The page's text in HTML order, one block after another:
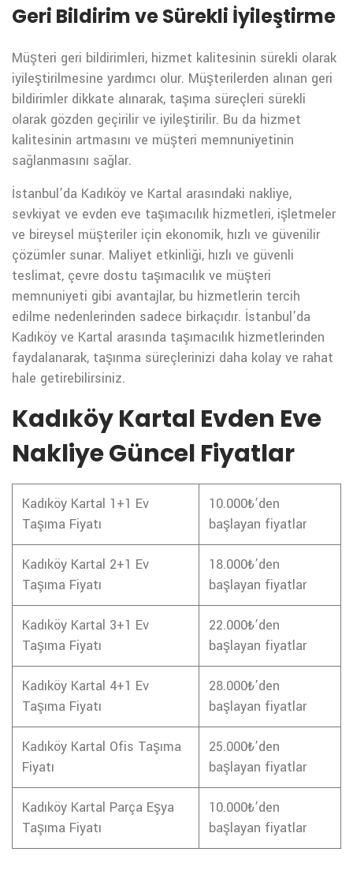
Geri Bildirim ve Sürekli İyileştirme
Müşteri geri bildirimleri, hizmet kalitesinin sürekli olarak
iyileştirilmesine yardımcı olur. Müşterilerden alınan geri
bildirimler dikkate alınarak, taşıma süreçleri sürekli
olarak gözden geçirilir ve iyileştirilir. Bu da hizmet
kalitesinin artmasını ve müşteri memnuniyetinin
sağlanmasını sağlar.
İstanbul’da Kadıköy ve Kartal arasındaki nakliye,
sevkiyat ve evden eve taşımacılık hizmetleri, işletmeler
ve bireysel müşteriler için ekonomik, hızlı ve güvenilir
çözümler sunar. Maliyet etkinliği, hızlı ve güvenli
teslimat, çevre dostu taşımacılık ve müşteri
memnuniyeti gibi avantajlar, bu hizmetlerin tercih
edilme nedenlerinden sadece birkaçıdır. İstanbul’da
Kadıköy ve Kartal arasında taşımacılık hizmetlerinden
faydalanarak, taşınma süreçlerinizi daha kolay ve rahat
hale getirebilirsiniz.
Kadıköy Kartal Evden Eve
Nakliye Güncel Fiyatlar
Kadıköy Kartal 1+1 Ev
Taşıma Fiyatı
10.000₺’den
başlayan fiyatlar
Kadıköy Kartal 2+1 Ev
Taşıma Fiyatı
18.000₺’den
başlayan fiyatlar
Kadıköy Kartal 3+1 Ev
Taşıma Fiyatı
22.000₺’den
başlayan fiyatlar
Kadıköy Kartal 4+1 Ev
Taşıma Fiyatı
28.000₺’den
başlayan fiyatlar
Kadıköy Kartal Ofis Taşıma
Fiyatı
25.000₺’den
başlayan fiyatlar
Kadıköy Kartal Parça Eşya
Taşıma Fiyatı
10.000₺’den
başlayan fiyatlar